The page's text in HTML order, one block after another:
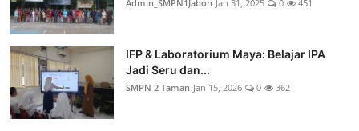
Admin_SMPN1Jabon Jan 31, 2025 0 451
IFP & Laboratorium Maya: Belajar IPA
Jadi Seru dan...
SMPN 2 Taman Jan 15, 2026 0 362